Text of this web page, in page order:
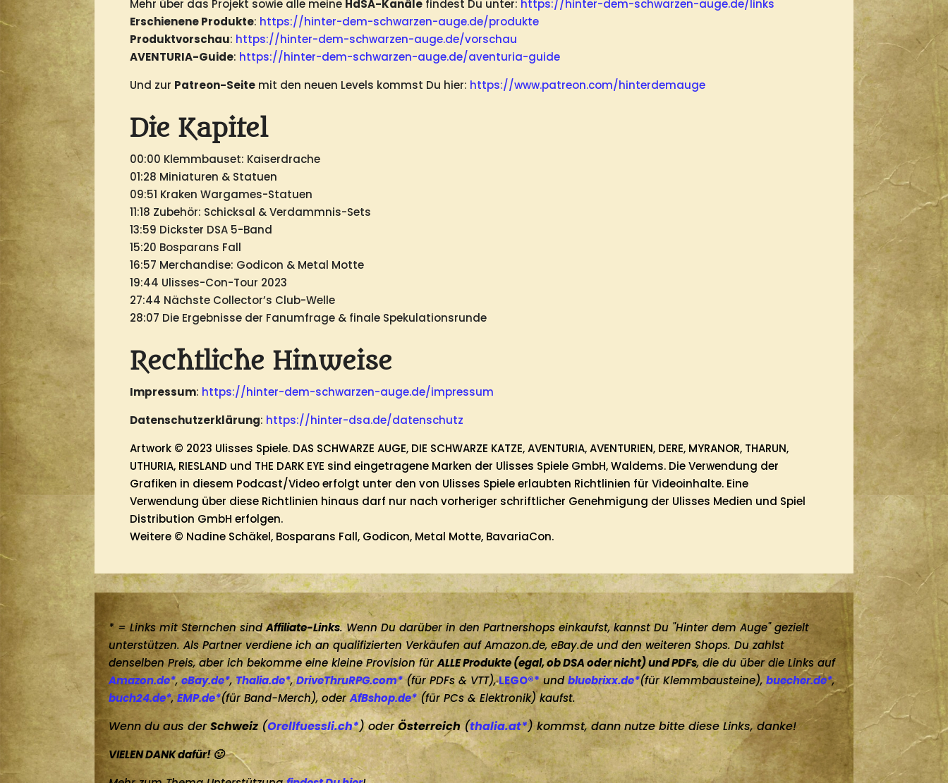
Mehr über das Projekt sowie alle meine HdSA-Kanäle findest Du unter: https://hinter-dem-schwarzen-auge.de/links
Erschienene Produkte: https://hinter-dem-schwarzen-auge.de/produkte
Produktvorschau: https://hinter-dem-schwarzen-auge.de/vorschau
AVENTURIA-Guide: https://hinter-dem-schwarzen-auge.de/aventuria-guide
Und zur Patreon-Seite mit den neuen Levels kommst Du hier: https://www.patreon.com/hinterdemauge
Die Kapitel
00:00 Klemmbauset: Kaiserdrache
01:28 Miniaturen & Statuen
09:51 Kraken Wargames-Statuen
11:18 Zubehör: Schicksal & Verdammnis-Sets
13:59 Dickster DSA 5-Band
15:20 Bosparans Fall
16:57 Merchandise: Godicon & Metal Motte
19:44 Ulisses-Con-Tour 2023
27:44 Nächste Collector’s Club-Welle
28:07 Die Ergebnisse der Fanumfrage & finale Spekulationsrunde
Rechtliche Hinweise
Impressum: https://hinter-dem-schwarzen-auge.de/impressum
Datenschutzerklärung: https://hinter-dsa.de/datenschutz
Artwork © 2023 Ulisses Spiele. DAS SCHWARZE AUGE, DIE SCHWARZE KATZE, AVENTURIA, AVENTURIEN, DERE, MYRANOR, THARUN,
UTHURIA, RIESLAND und THE DARK EYE sind eingetragene Marken der Ulisses Spiele GmbH, Waldems. Die Verwendung der
Grafiken in diesem Podcast/Video erfolgt unter den von Ulisses Spiele erlaubten Richtlinien für Videoinhalte. Eine
Verwendung über diese Richtlinien hinaus darf nur nach vorheriger schriftlicher Genehmigung der Ulisses Medien und Spiel
Distribution GmbH erfolgen.
Weitere © Nadine Schäkel, Bosparans Fall, Godicon, Metal Motte, BavariaCon.
* = Links mit Sternchen sindAffiliate-Links. Wenn Du darüber in den Partnershops einkaufst, kannst Du "Hinter dem Auge" gezielt
unterstützen. Als Partner verdiene ich an qualifizierten Verkäufen auf Amazon.de, eBay.de und den weiteren Shops. Du zahlst
denselben Preis, aber ich bekomme eine kleine Provision fürALLE Produkte (egal, ob DSA oder nicht) und PDFs, die du über die Links auf
Amazon.de*,eBay.de*,Thalia.de*,DriveThruRPG.com*(für PDFs & VTT),LEGO®*undbluebrixx.de*(für Klemmbausteine),buecher.de*,
buch24.de*,EMP.de*(für Band-Merch), oderAfBshop.de* (für PCs & Elektronik) kaufst.
Wenn du aus derSchweiz(Orellfuessli.ch*) oderÖsterreich(thalia.at*) kommst, dann nutze bitte diese Links, danke!
VIELEN DANK dafür! 🙂